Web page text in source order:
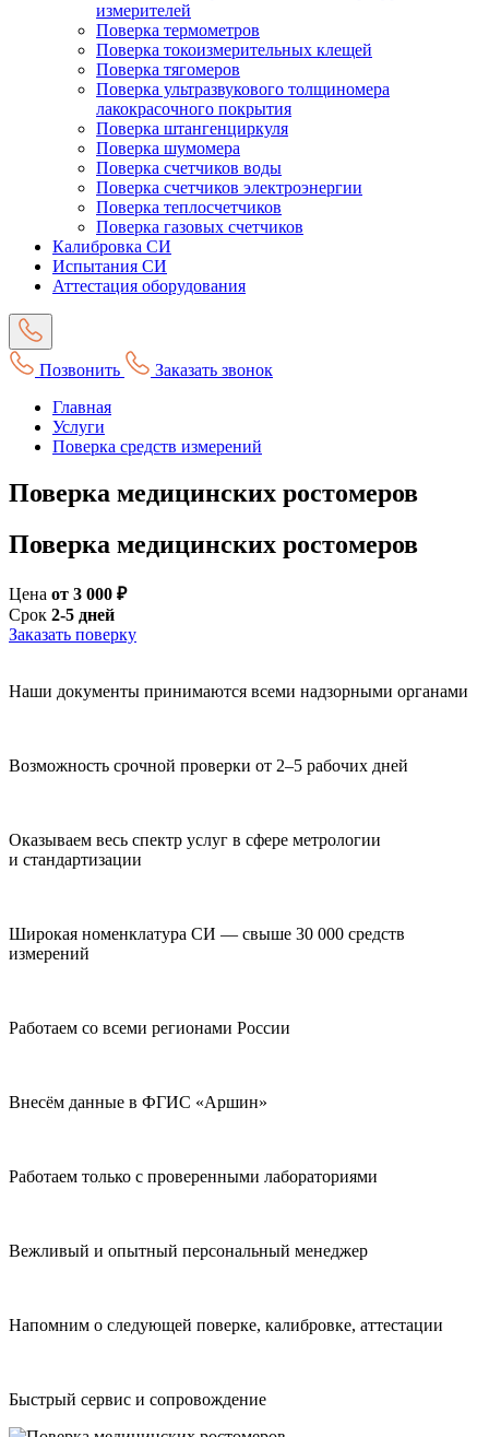
измерителей
Поверка термометров
Поверка токоизмерительных клещей
Поверка тягомеров
Поверка ультразвукового толщиномера
лакокрасочного покрытия
Поверка штангенциркуля
Поверка шумомера
Поверка счетчиков воды
Поверка счетчиков электроэнергии
Поверка теплосчетчиков
Поверка газовых счетчиков
Калибровка СИ
Испытания СИ
Аттестация оборудования
Позвонить
Заказать звонок
Главная
Услуги
Поверка средств измерений
Поверка медицинских ростомеров
Поверка медицинских ростомеров
Цена от 3 000 ₽
Срок 2-5 дней
Заказать поверку
Наши документы принимаются всеми надзорными органами
Возможность срочной проверки от 2–5 рабочих дней
Оказываем весь спектр услуг в сфере метрологии
и стандартизации
Широкая номенклатура СИ — свыше 30 000 средств
измерений
Работаем со всеми регионами России
Внесём данные в ФГИС «Аршин»
Работаем только с проверенными лабораториями
Вежливый и опытный персональный менеджер
Напомним о следующей поверке, калибровке, аттестации
Быстрый сервис и сопровождение